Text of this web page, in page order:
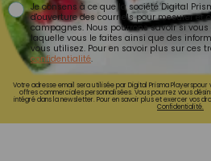
Je consens à ce que la société Digital
d'ouverture des courriels pour mesurer et
campagnes. Nous pourrons savoir si vous
laquelle vous le faites ainsi que des
vous utilisez. Pour en savoir plus sur ces
confidentialité.
Votre adresse email sera utilisée par Digital Prisma
offres commerciales personnalisées. Vous pourrez vous
intégré dans la newsletter. Pour en savoir plus et exercer vos
Confidentialité.